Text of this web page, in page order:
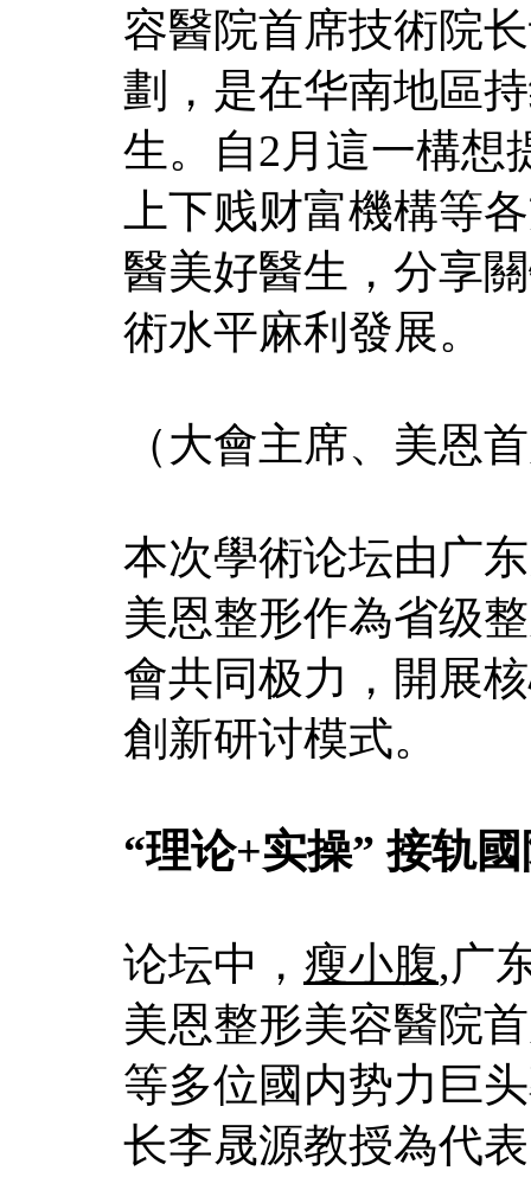
容醫院首席技術院
劃，是在华南地區
生。自2月這一構想
上下贱财富機構等
醫美好醫生，分享
術水平麻利發展。
（大會主席、美恩
本次學術论坛由广
美恩整形作為省级
會共同极力，開展
創新研讨模式。
“理论+实操” 接轨
论坛中， 瘦小腹,广
美恩整形美容醫院
等多位國内势力巨
长李晟源教授為代